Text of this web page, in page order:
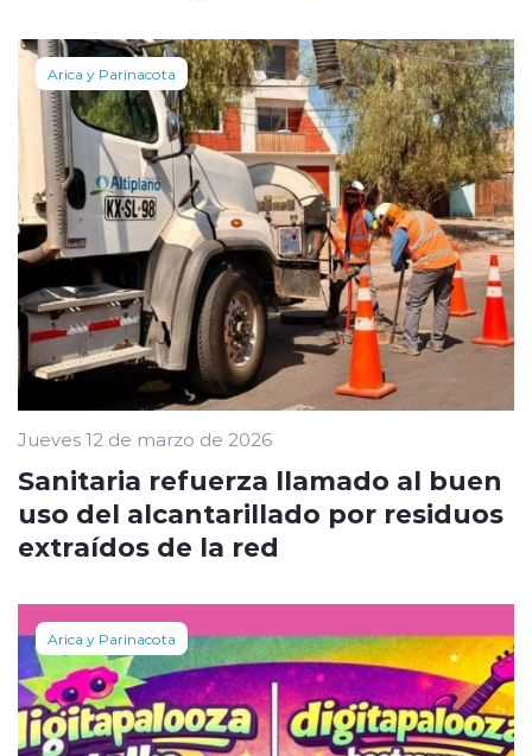
Arica y Parinacota
Jueves 12 de marzo de 2026
Sanitaria refuerza llamado al buen
uso del alcantarillado por residuos
extraídos de la red
Arica y Parinacota